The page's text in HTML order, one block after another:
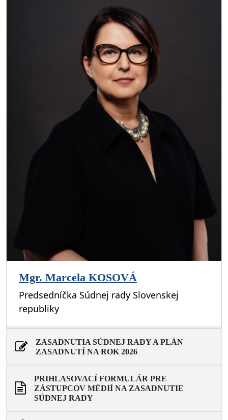
Mgr. Marcela KOSOVÁ
Predsedníčka Súdnej rady Slovenskej
republiky
ZASADNUTIA SÚDNEJ RADY A PLÁN
ZASADNUTÍ NA ROK 2026
PRIHLASOVACÍ FORMULÁR PRE
ZÁSTUPCOV MÉDIÍ NA ZASADNUTIE
SÚDNEJ RADY